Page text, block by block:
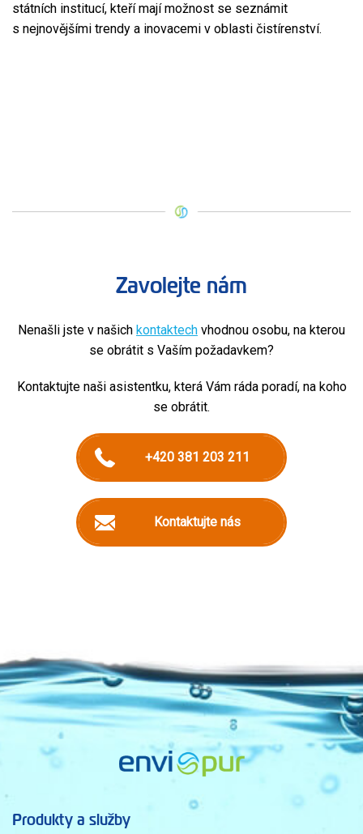
státních institucí, kteří mají možnost se seznámit
s nejnovějšími trendy a inovacemi v oblasti čistírenství.
Zavolejte nám
Nenašli jste v našich kontaktech vhodnou osobu, na kterou
se obrátit s Vaším požadavkem?
Kontaktujte naši asistentku, která Vám ráda poradí, na koho
se obrátit.
+420 381 203 211
Kontaktujte nás
Produkty a služby